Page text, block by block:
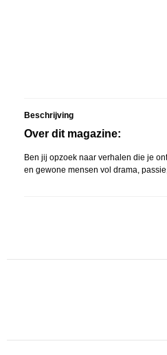
Beschrijving
Over dit magazine:
Ben jij opzoek naar verhalen die je
en gewone mensen vol drama,